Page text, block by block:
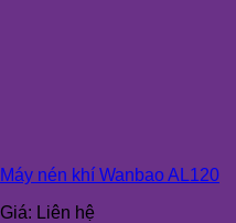
Máy nén khí Wanbao AL120
Giá: Liên hệ